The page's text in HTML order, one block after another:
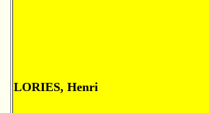
LORIES, Henri